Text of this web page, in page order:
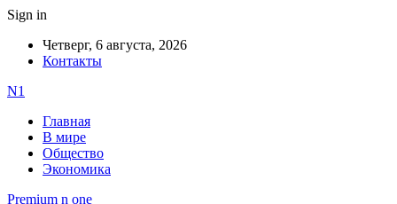
Sign in
Четверг, 6 августа, 2026
Контакты
N1
Главная
В мире
Общество
Экономика
Premium n one